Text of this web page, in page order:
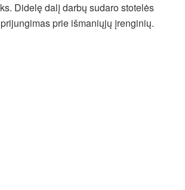
Didelę dalį darbų sudaro stotelės
prie išmaniųjų įrenginių.